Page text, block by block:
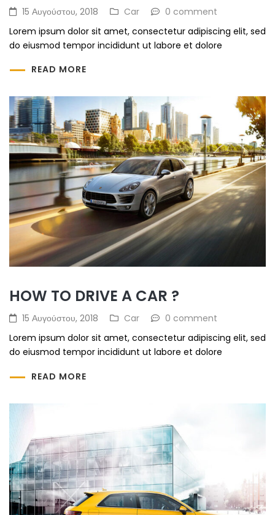
15 Αυγούστου, 2018 Car
0 comment
Lorem ipsum dolor sit amet, consectetur adipiscing elit, sed
do eiusmod tempor incididunt ut labore et dolore
READ MORE
HOW TO DRIVE A CAR ?
15 Αυγούστου, 2018 Car
0 comment
Lorem ipsum dolor sit amet, consectetur adipiscing elit, sed
do eiusmod tempor incididunt ut labore et dolore
READ MORE